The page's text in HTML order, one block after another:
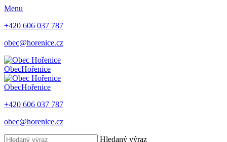
Menu
+420 606 037 787
obec@horenice.cz
ObecHořenice
ObecHořenice
+420 606 037 787
obec@horenice.cz
Hledaný výraz